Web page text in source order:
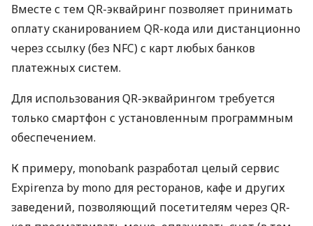
Вместе с тем QR-эквайринг позволяет принимать
оплату сканированием QR-кода или дистанционно
через ссылку (без NFC) с карт любых банков
платежных систем.
Для использования QR-эквайрингом требуется
только смартфон с установленным программным
обеспечением.
К примеру, monobank разработал целый сервис
Expirenza by mono для ресторанов, кафе и других
заведений, позволяющий посетителям через QR-